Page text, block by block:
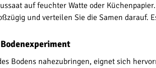
auf feuchter Watte oder
und verteilen Sie die Samen
Bodens nahezubringen, eignet sich